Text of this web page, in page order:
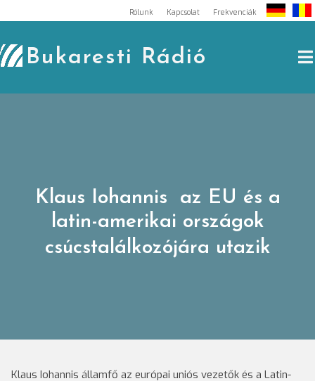
to
content
Rólunk Kapcsolat Frekvenciák
Bukaresti Rádió
Klaus Iohannis az EU és a
latin-amerikai országok
csúcstalálkozójára utazik
Klaus Iohannis államfő az európai uniós vezetők és a Latin-